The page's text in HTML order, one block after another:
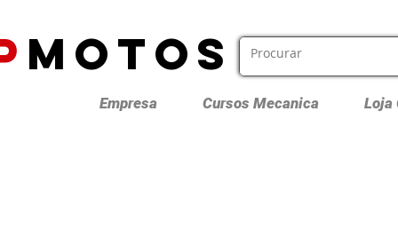
MOTOS
Empresa Cursos Mecanica Loja